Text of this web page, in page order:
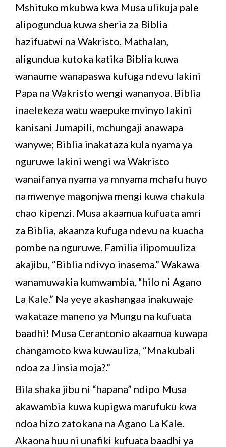
Mshituko mkubwa kwa Musa ulikuja pale
alipogundua kuwa sheria za Biblia
hazifuatwi na Wakristo. Mathalan,
aligundua kutoka katika Biblia kuwa
wanaume wanapaswa kufuga ndevu lakini
Papa na Wakristo wengi wananyoa. Biblia
inaelekeza watu waepuke mvinyo lakini
kanisani Jumapili, mchungaji anawapa
wanywe; Biblia inakataza kula nyama ya
nguruwe lakini wengi wa Wakristo
wanaifanya nyama ya mnyama mchafu huyo
na mwenye magonjwa mengi kuwa chakula
chao kipenzi. Musa akaamua kufuata amri
za Biblia, akaanza kufuga ndevu na kuacha
pombe na nguruwe. Familia ilipomuuliza
akajibu, “Biblia ndivyo inasema.” Wakawa
wanamuwakia kumwambia, “hilo ni Agano
La Kale.” Na yeye akashangaa inakuwaje
wakataze maneno ya Mungu na kufuata
baadhi! Musa Cerantonio akaamua kuwapa
changamoto kwa kuwauliza, “Mnakubali
ndoa za Jinsia moja?.”
Bila shaka jibu ni “hapana” ndipo Musa
akawambia kuwa kupigwa marufuku kwa
ndoa hizo zatokana na Agano La Kale.
Akaona huu ni unafiki kufuata baadhi ya